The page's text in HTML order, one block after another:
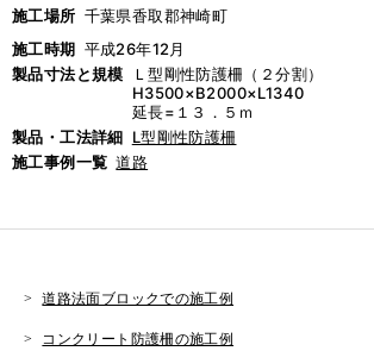
施工場所 千葉県香取郡神崎町
施工時期 平成26年12月
製品寸法と規模
Ｌ型剛性防護柵（２分割）
H3500×B2000×L1340
延長=１３．５ｍ
製品・工法詳細 L型剛性防護柵
施工事例一覧 道路
道路法面ブロックでの施工例
コンクリート防護柵の施工例